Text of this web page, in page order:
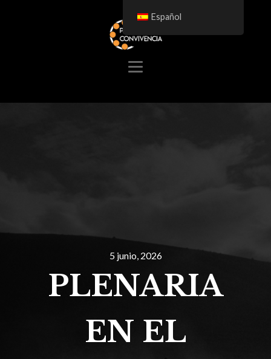
5 junio, 2026
PLENARIA
EN EL
Español